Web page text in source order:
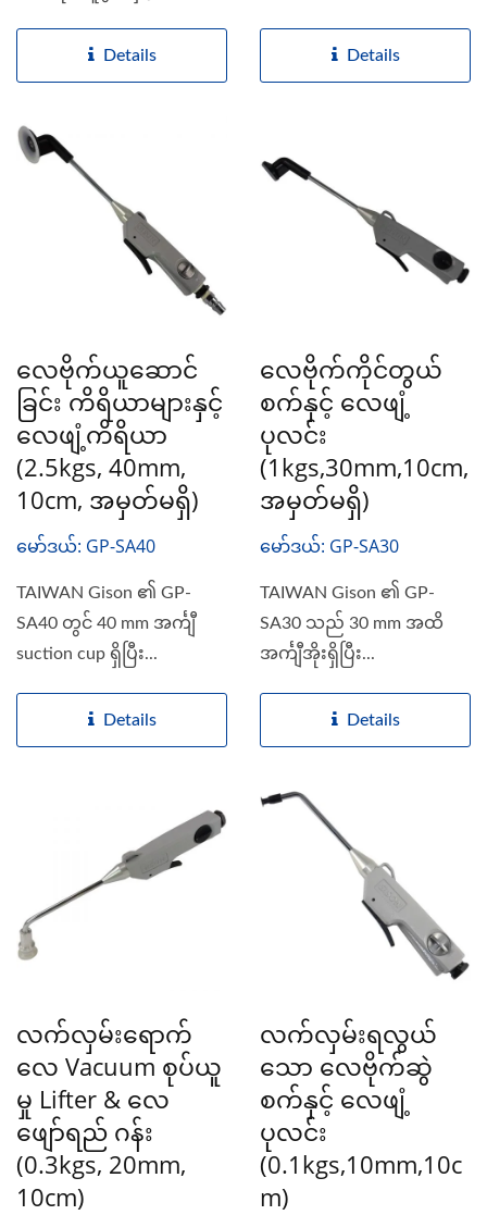
Details Details
လေဗိုက်ယူဆောင်
ခြင်း ကိရိယာများနှင့်
လေဖျံ့ကိရိယာ
(2.5kgs, 40mm,
10cm, အမှတ်မရှိ)
မော်ဒယ်: GP-SA40
TAIWAN Gison ၏ GP-
SA40 တွင် 40 mm အင်္ကျီ
suction cup ရှိပြီး...
Details
လေဗိုက်ကိုင်တွယ်
စက်နှင့် လေဖျံ့
ပုလင်း
(1kgs,30mm,10cm,
အမှတ်မရှိ)
မော်ဒယ်: GP-SA30
TAIWAN Gison ၏ GP-
SA30 သည် 30 mm အထိ
အင်္ကျီအိုးရှိပြီး...
Details
လက်လှမ်းရောက်
လေ Vacuum စုပ်ယူ
မှု Lifter & လေ
ဖျော်ရည် ဂန်း
(0.3kgs, 20mm,
10cm)
လက်လှမ်းရလွယ်
သော လေဗိုက်ဆွဲ
စက်နှင့် လေဖျံ့
ပုလင်း
(0.1kgs,10mm,10c
M)